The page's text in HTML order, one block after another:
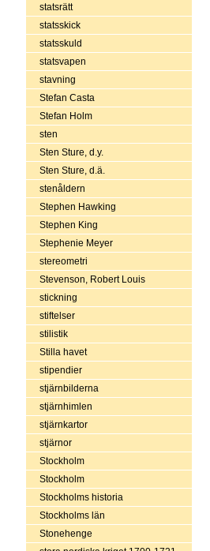
statsrätt
statsskick
statsskuld
statsvapen
stavning
Stefan Casta
Stefan Holm
sten
Sten Sture, d.y.
Sten Sture, d.ä.
stenåldern
Stephen Hawking
Stephen King
Stephenie Meyer
stereometri
Stevenson, Robert Louis
stickning
stiftelser
stilistik
Stilla havet
stipendier
stjärnbilderna
stjärnhimlen
stjärnkartor
stjärnor
Stockholm
Stockholm
Stockholms historia
Stockholms län
Stonehenge